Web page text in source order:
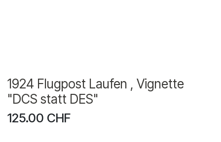
1924 Flugpost Laufen , Vignette
"DCS statt DES"
125.00 CHF